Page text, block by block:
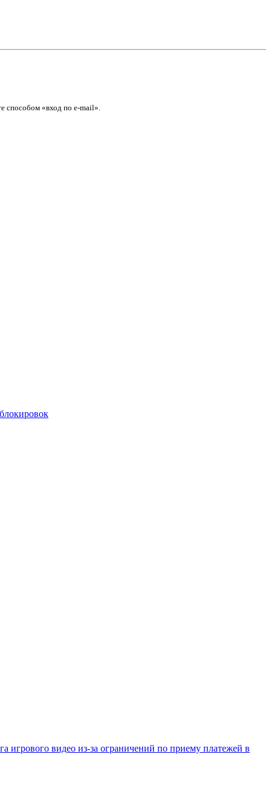
способом «вход по e-mail».
игрового видео из-за ограничений по приему платежей в